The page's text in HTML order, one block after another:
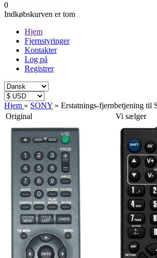
0
Indkøbskurven er tom
Hjem
Fjernstyringer
Kontakter
Log på
Registrer
Hjem » SONY » Erstatnings-fjernbetjening til
Original
Vi sælger